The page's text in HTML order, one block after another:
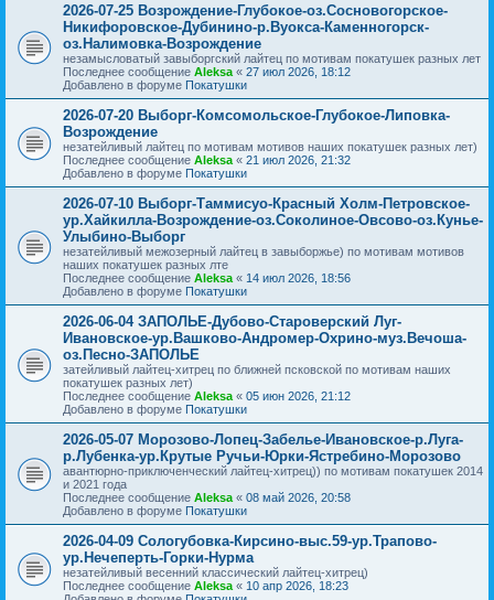
2026-07-25 Возрождение-Глубокое-оз.Сосновогорское-
Никифоровское-Дубинино-р.Вуокса-Каменногорск-
оз.Налимовка-Возрождение
незамысловатый завыборгский лайтец по мотивам покатушек разных лет
Последнее сообщение Aleksa « 27 июл 2026, 18:12
Добавлено в форуме Покатушки
2026-07-20 Выборг-Комсомольское-Глубокое-Липовка-
Возрождение
незатейливый лайтец по мотивам мотивов наших покатушек разных лет)
Последнее сообщение Aleksa « 21 июл 2026, 21:32
Добавлено в форуме Покатушки
2026-07-10 Выборг-Таммисуо-Красный Холм-Петровское-
ур.Хайкилла-Возрождение-оз.Соколиное-Овсово-оз.Кунье-
Улыбино-Выборг
незатейливый межозерный лайтец в завыборжье) по мотивам мотивов
наших покатушек разных лте
Последнее сообщение Aleksa « 14 июл 2026, 18:56
Добавлено в форуме Покатушки
2026-06-04 ЗАПОЛЬЕ-Дубово-Староверский Луг-
Ивановское-ур.Вашково-Андромер-Охрино-муз.Вечоша-
оз.Песно-ЗАПОЛЬЕ
затейливый лайтец-хитрец по ближней псковской по мотивам наших
покатушек разных лет)
Последнее сообщение Aleksa « 05 июн 2026, 21:12
Добавлено в форуме Покатушки
2026-05-07 Морозово-Лопец-Забелье-Ивановское-р.Луга-
р.Лубенка-ур.Крутые Ручьи-Юрки-Ястребино-Морозово
авантюрно-приключенческий лайтец-хитрец)) по мотивам покатушек 2014
и 2021 года
Последнее сообщение Aleksa « 08 май 2026, 20:58
Добавлено в форуме Покатушки
2026-04-09 Сологубовка-Кирсино-выс.59-ур.Трапово-
ур.Нечеперть-Горки-Нурма
незатейливый весенний классический лайтец-хитрец)
Последнее сообщение Aleksa « 10 апр 2026, 18:23